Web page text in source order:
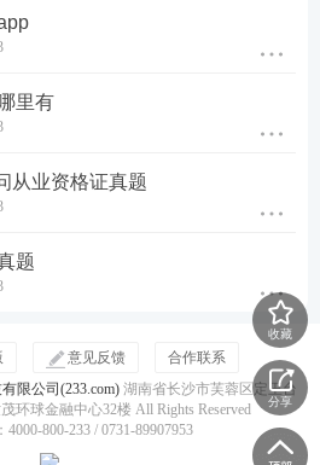
里有
从业资格证真题
题
收藏
分享
意见反馈
合作联系
限公司(233.com)湖南省长沙市芙蓉区定王台
环球金融中心32楼 All Rights Reserved
800-233 / 0731-89907953